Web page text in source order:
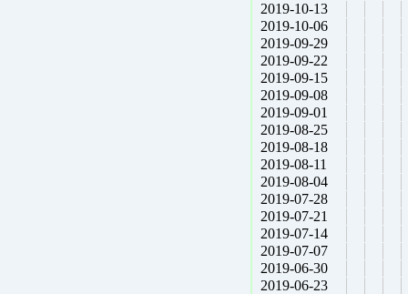
2019-10-13
2019-10-06
2019-09-29
2019-09-22
2019-09-15
2019-09-08
2019-09-01
2019-08-25
2019-08-18
2019-08-11
2019-08-04
2019-07-28
2019-07-21
2019-07-14
2019-07-07
2019-06-30
2019-06-23